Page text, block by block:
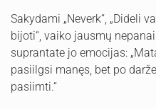
Sakydami „Neverk“, „Dideli
bijoti“, vaiko jausmų
suprantate jo emocijas:
pasiilgsi manęs, bet po
pasiimti.“